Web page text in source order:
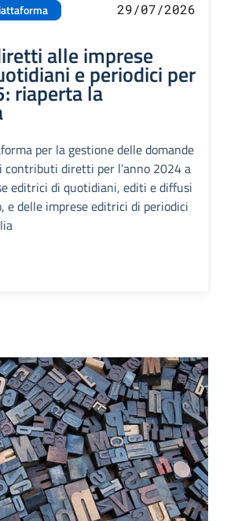
29/07/2026
alle imprese
e periodici per
riaperta la
per la gestione delle domande
contributi diretti per l’anno 2024 a
editrici di quotidiani, editi e diffusi
e delle imprese editrici di periodici